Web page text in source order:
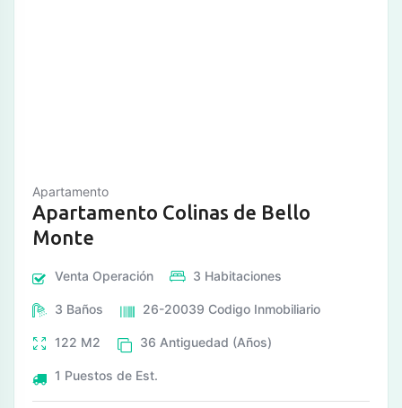
Apartamento
Apartamento Colinas de Bello
Monte
Venta Operación 3 Habitaciones
3 Baños 26-20039 Codigo Inmobiliario
122 M2 36 Antiguedad (Años)
1 Puestos de Est.